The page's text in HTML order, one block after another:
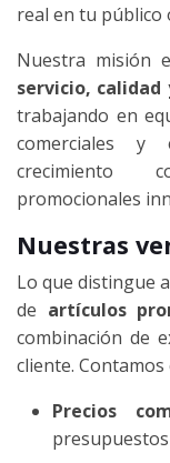
real en tu público
Nuestra misión
servicio,
trabajando en
comerciales y
crecimiento
promocionales
Nuestras
Lo que distingue
de artículos
combinación de
cliente. Contamos
Precios